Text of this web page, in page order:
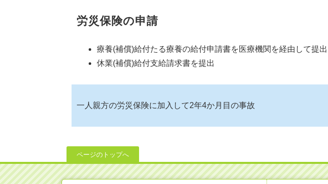
労災保険の申請
療養(補償)給付たる療養の給付申請書を医療機関を経由して提出
休業(補償)給付支給請求書を提出
一人親方の労災保険に加入して2年4か月目の事故
ページのトップへ